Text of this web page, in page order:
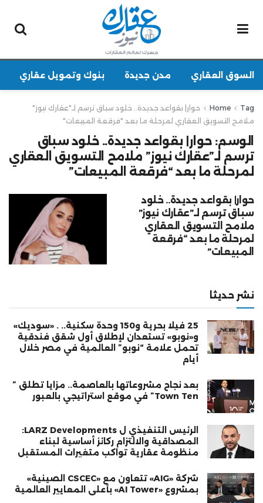
السوق العقاري مدن جديدة بنوك وتمويل عقاري
Home Tag
حوار| بقواعد جديدة.. خلود سباق ترسم لـ"عقارك نيوز"
ملامح التسويق العقاري لمرحلة ما بعد "فرقعة المبيعات"
الوسم: حوار| بقواعد جديدة.. خلود سباق
ترسم لـ”عقارك نيوز” ملامح التسويق العقاري
لمرحلة ما بعد “فرقعة المبيعات”
حوار| بقواعد جديدة.. خلود
سباق ترسم لـ”عقارك نيوز”
ملامح التسويق العقاري
لمرحلة ما بعد “فرقعة
المبيعات”
نشر حديثا
25 فيلا بحرية و150 وحدة سكنية.. . «سوديك»
و«نوبو» تستعدان لإطلاق أول شقق فندقية
تحمل علامة “نوبو” العالمية في مصر خلال
أيام
بعد نجاح مشروعاتها بالعاصمة.. مزايا تطلق ”
Town Ten” في موقع استراتيجي بالعبور
الرئيس التنفيذي ل LARZ Developments:
المصداقية والالتزام ركائز أساسية لبناء
منظومة عقارية تواكب متغيرات المستقبل
شركة «AIG» تتعاون مع «CSCEC الصينية»
بمشروع «AI Tower» بأعلى المعايير العالمية